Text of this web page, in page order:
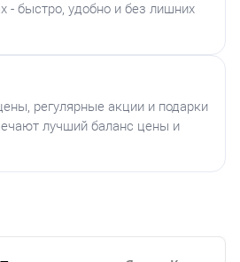
Заказать
на водной основе
65 ЗЕЛЕНАЯ 28ml
- быстро, удобно и без лишних
регулярные акции и подарки
лучший баланс цены и